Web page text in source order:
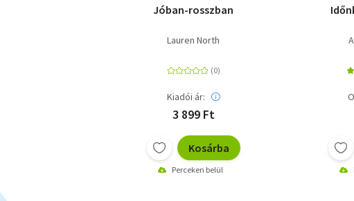
Jóban-rosszban
Lauren North
Kiadói ár:
3 899 Ft
Kosárba
Perceken belül